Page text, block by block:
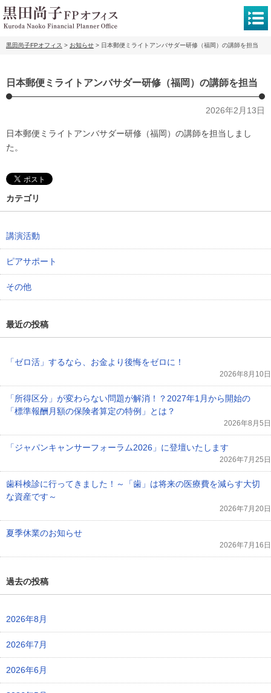
黒田尚子FPオフィス > お知らせ > 日本郵便ミライトアンバサダー研修（福岡）の講師を担当
日本郵便ミライトアンバサダー研修（福岡）の講師を担当
2026年2月13日
日本郵便ミライトアンバサダー研修（福岡）の講師を担当しまし
た。
カテゴリ
講演活動
ピアサポート
その他
最近の投稿
「ゼロ活」するなら、お金より後悔をゼロに！
2026年8月10日
「所得区分」が変わらない問題が解消！？2027年1月から開始の
「標準報酬月額の保険者算定の特例」とは？
2026年8月5日
「ジャパンキャンサーフォーラム2026」に登壇いたします
2026年7月25日
歯科検診に行ってきました！～「歯」は将来の医療費を減らす大切
な資産です～
2026年7月20日
夏季休業のお知らせ
2026年7月16日
過去の投稿
2026年8月
2026年7月
2026年6月